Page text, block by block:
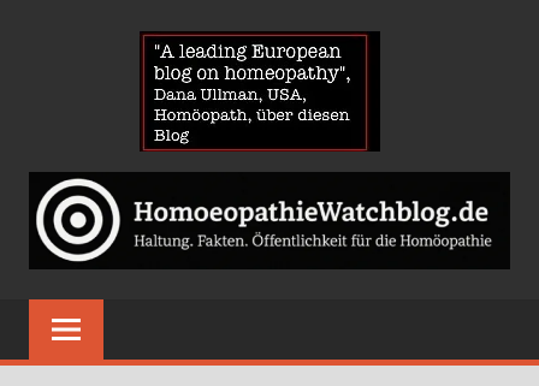
News
über
Homöopathie
und
Auge